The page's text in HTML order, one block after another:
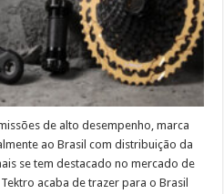
de alto desempenho, marca
ao Brasil com distribuição da
se tem destacado no mercado de
acaba de trazer para o Brasil